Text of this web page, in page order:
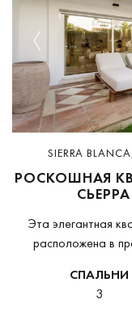
Previous
SIERRA
РОСКОШНАЯ
Эта элегантная
расположена в
изысканного
СПАЛЬНИ
3